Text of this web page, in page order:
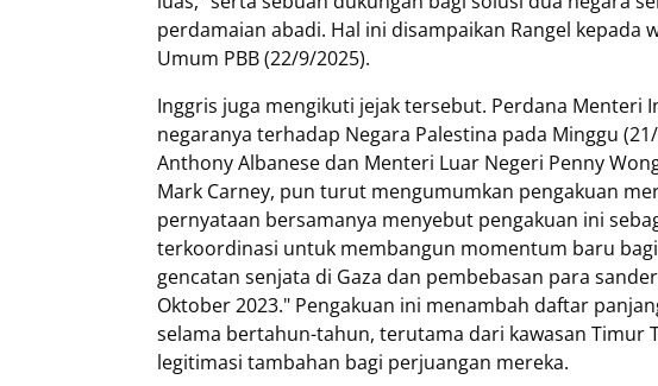
perdamaian abadi. Hal ini disampaikan Rangel kepada
Umum PBB (22/9/2025).
Inggris juga mengikuti jejak tersebut. Perdana Menteri
negaranya terhadap Negara Palestina pada Minggu
Anthony Albanese dan Menteri Luar Negeri Penny
Mark Carney, pun turut mengumumkan pengakuan
pernyataan bersamanya menyebut pengakuan ini
terkoordinasi untuk membangun momentum baru
gencatan senjata di Gaza dan pembebasan para
Oktober 2023." Pengakuan ini menambah daftar
selama bertahun-tahun, terutama dari kawasan Timur
legitimasi tambahan bagi perjuangan mereka.